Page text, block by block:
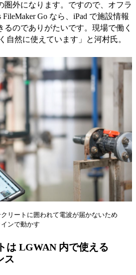
圏外になります。ですので、オフラ
Go なら、iPad で施設情報
のでありがたいです。現場で働く
自然に使えています」と河村氏。
リートに囲われて電波が届かないため
ンで動かす
は LGWAN 内で使える
ス